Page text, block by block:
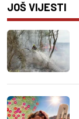
JOŠ VIJESTI